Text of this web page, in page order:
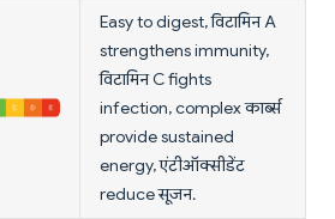
Easy to digest, विटामिन A
strengthens immunity,
विटामिन C fights
infection, complex कार्ब्स
provide sustained
energy, एंटीऑक्सीडेंट
reduce सूजन.